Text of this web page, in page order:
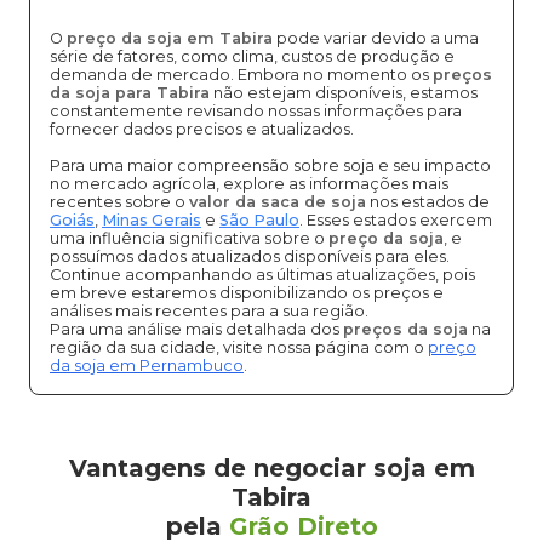
O preço da soja em Tabira pode variar devido a uma
série de fatores, como clima, custos de produção e
demanda de mercado. Embora no momento os preços
da soja para Tabira não estejam disponíveis, estamos
constantemente revisando nossas informações para
fornecer dados precisos e atualizados.
Para uma maior compreensão sobre soja e seu impacto
no mercado agrícola, explore as informações mais
recentes sobre o valor da saca de soja nos estados de
Goiás, Minas Gerais e São Paulo. Esses estados exercem
uma influência significativa sobre o preço da soja, e
possuímos dados atualizados disponíveis para eles.
Continue acompanhando as últimas atualizações, pois
em breve estaremos disponibilizando os preços e
análises mais recentes para a sua região.
Para uma análise mais detalhada dos preços da soja na
região da sua cidade, visite nossa página com o preço
da soja em Pernambuco.
Vantagens de negociar soja em
Tabira
pela Grão Direto